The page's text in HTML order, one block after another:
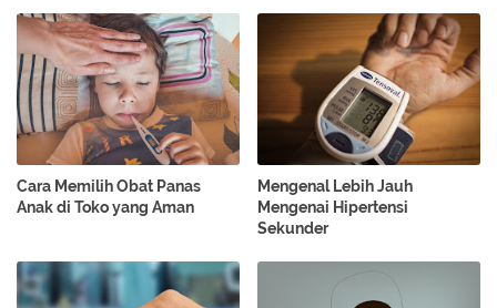
Cara Memilih Obat Panas
Anak di Toko yang Aman
Mengenal Lebih Jauh
Mengenai Hipertensi
Sekunder